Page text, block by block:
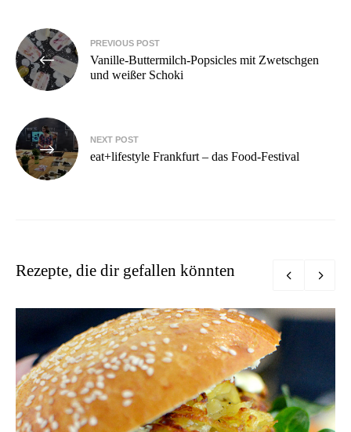
Beitragsnavigation
PREVIOUS POST
Vanille-Buttermilch-Popsicles mit Zwetschgen
und weißer Schoki
NEXT POST
eat+lifestyle Frankfurt – das Food-Festival
Rezepte, die dir gefallen könnten